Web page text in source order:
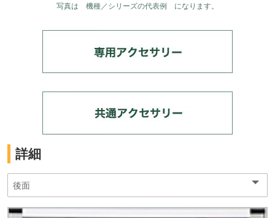
写真は 機種／シリーズの代表例 になります。
詳細